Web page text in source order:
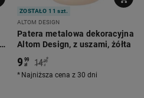
ZOSTAŁO 11 szt.
ALTOM DESIGN
Patera metalowa dekoracyjna
Altom Design, z uszami, żółta
9 99
zł 14 99
zł
*
Najniższa cena z 30 dni